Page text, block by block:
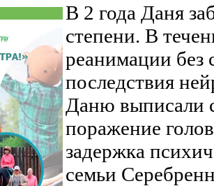
В 2 года Даня
степени. В
реанимации без
последствия
Даню выписали
поражение
задержка
семьи